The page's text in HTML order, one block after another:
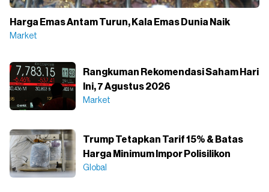
Harga Emas Antam Turun, Kala Emas Dunia Naik
Market
Rangkuman Rekomendasi Saham Hari
Ini, 7 Agustus 2026
Market
Trump Tetapkan Tarif 15% & Batas
Harga Minimum Impor Polisilikon
Global